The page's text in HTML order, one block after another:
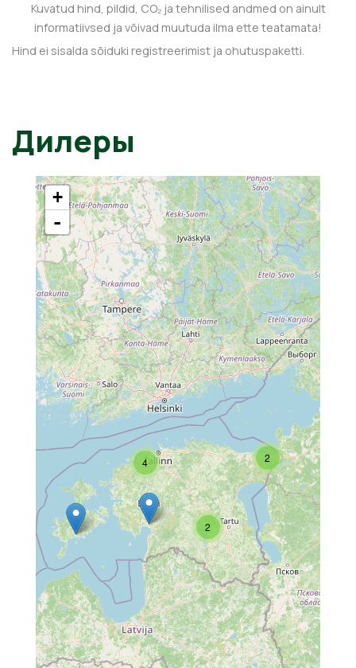
Kuvatud hind, pildid, CO₂ ja tehnilised andmed on ainult
informatiivsed ja võivad muutuda ilma ette teatamata!
Hind ei sisalda sõiduki registreerimist ja ohutuspaketti.
Дилеры
2
2
4
+
-